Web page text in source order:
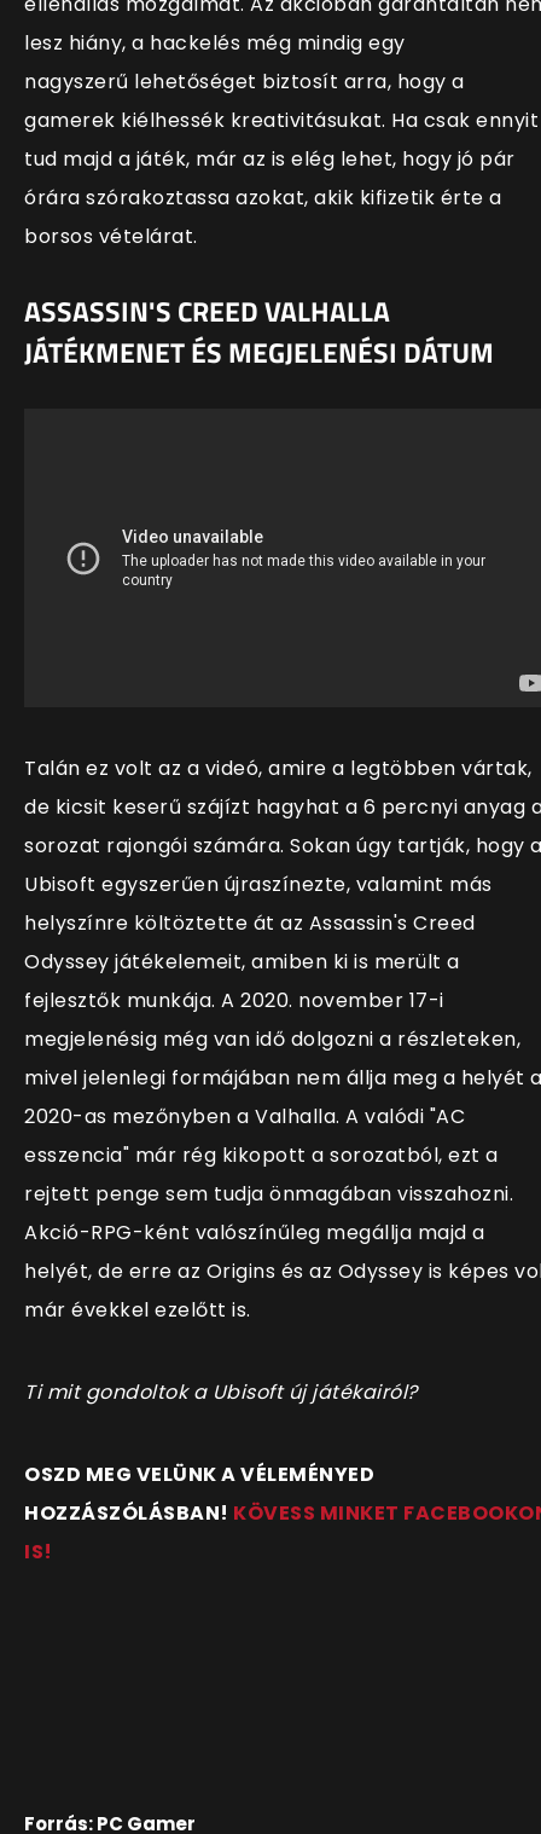
lesz hiány, a hackelés még mindig egy
nagyszerű lehetőséget biztosít arra, hogy a
gamerek kiélhessék kreativitásukat. Ha csak ennyit
tud majd a játék, már az is elég lehet, hogy jó pár
órára szórakoztassa azokat, akik kifizetik érte a
borsos vételárat.
ASSASSIN'S CREED VALHALLA
JÁTÉKMENET ÉS MEGJELENÉSI DÁTUM
Talán ez volt az a videó, amire a legtöbben vártak,
de kicsit keserű szájízt hagyhat a 6 percnyi anyag
sorozat rajongói számára. Sokan úgy tartják, hogy
Ubisoft egyszerűen újraszínezte, valamint más
helyszínre költöztette át az Assassin's Creed
Odyssey játékelemeit, amiben ki is merült a
fejlesztők munkája. A 2020. november 17-i
megjelenésig még van idő dolgozni a részleteken,
mivel jelenlegi formájában nem állja meg a helyét
2020-as mezőnyben a Valhalla. A valódi "AC
esszencia" már rég kikopott a sorozatból, ezt a
rejtett penge sem tudja önmagában visszahozni.
Akció-RPG-ként valószínűleg megállja majd a
helyét, de erre az Origins és az Odyssey is képes
már évekkel ezelőtt is.
Ti mit gondoltok a Ubisoft új játékairól?
OSZD MEG VELÜNK A VÉLEMÉNYED
HOZZÁSZÓLÁSBAN! KÖVESS MINKET
IS!
Forrás: PC Gamer